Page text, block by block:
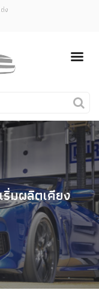
มื่อมีการอัพเดต
ง
รถใหม่
คนรักรถ
รถแต่ง
พริตตี้
งานแสดงรถ
Car In The Movie
สเปคราคา รถยนต์
มผลิตเคียง